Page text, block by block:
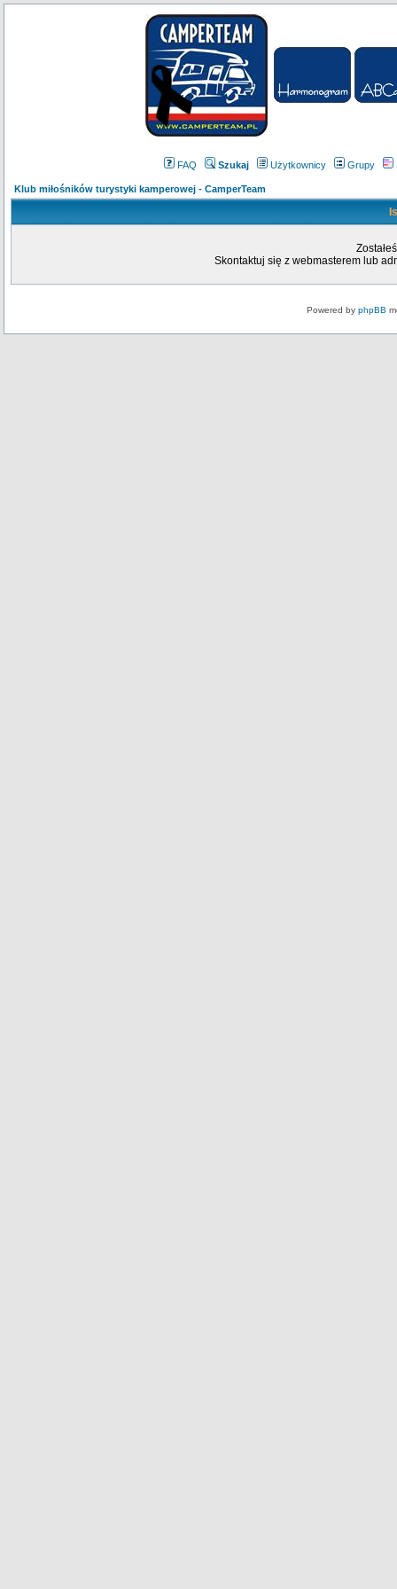
FAQ Szukaj Użytkownicy Grupy
Klub miłośników turystyki kamperowej - CamperTeam
Skontaktuj się z webmasterem lub
Powered by phpBB